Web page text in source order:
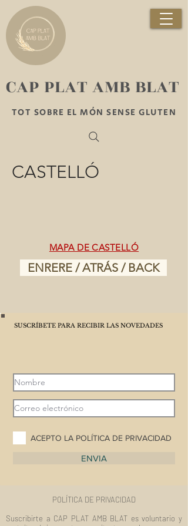
TOT SOBRE EL MÓN SENSE GLUTEN
​CAP PLAT AMB BLAT
CASTELLÓ
MAPA DE CASTELLÓ
ENRERE / ATRÁS / BACK
SUSCRÍBETE PARA RECIBIR LAS NOVEDADES
ACEPTO LA POLÍTICA DE PRIVACIDAD
ENVIA
POLÍTICA DE PRIVACIDAD
Suscribirte a CAP PLAT AMB BLAT es voluntario y